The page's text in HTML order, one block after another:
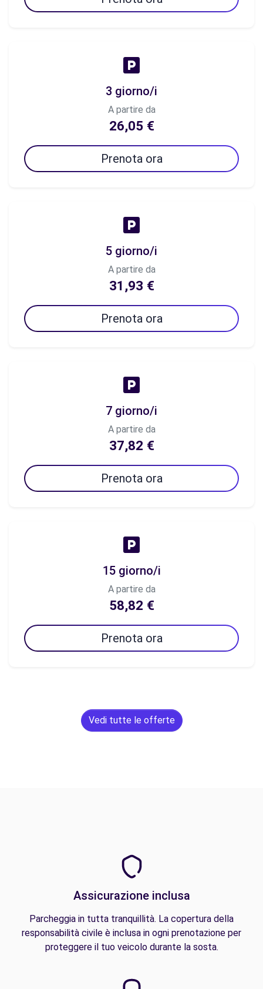
3 giorno/i
A partire da
26,05 €
Prenota ora
5 giorno/i
A partire da
31,93 €
Prenota ora
7 giorno/i
A partire da
37,82 €
Prenota ora
15 giorno/i
A partire da
58,82 €
Prenota ora
Vedi tutte le offerte
Assicurazione inclusa
Parcheggia in tutta tranquillità. La copertura della
responsabilità civile è inclusa in ogni prenotazione per
proteggere il tuo veicolo durante la sosta.